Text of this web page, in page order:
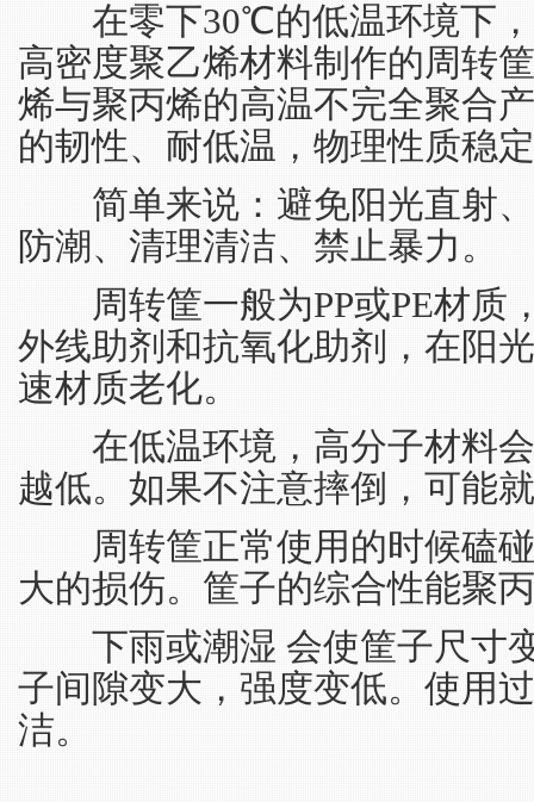
在零下30℃的低温环境下，
高密度聚乙烯材料制作的周转
烯与聚丙烯的高温不完全聚合
的韧性、耐低温，物理性质稳
简单来说：避免阳光直射、
防潮、清理清洁、禁止暴力。
周转筐一般为PP或PE材质
外线助剂和抗氧化助剂，在阳
速材质老化。
在低温环境，高分子材料会
越低。如果不注意摔倒，可能
周转筐正常使用的时候磕碰
大的损伤。筐子的综合性能聚
下雨或潮湿 会使筐子尺寸
子间隙变大，强度变低。使用
洁。